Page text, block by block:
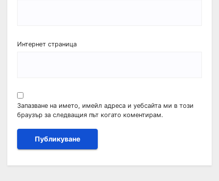
Интернет страница
Запазване на името, имейл адреса и уебсайта ми в този
браузър за следващия път когато коментирам.